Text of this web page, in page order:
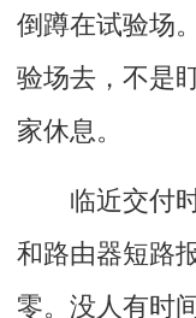
倒蹲在试验场
验场去，不是
家休息。
临近交付时
和路由器短路
零。没人有时